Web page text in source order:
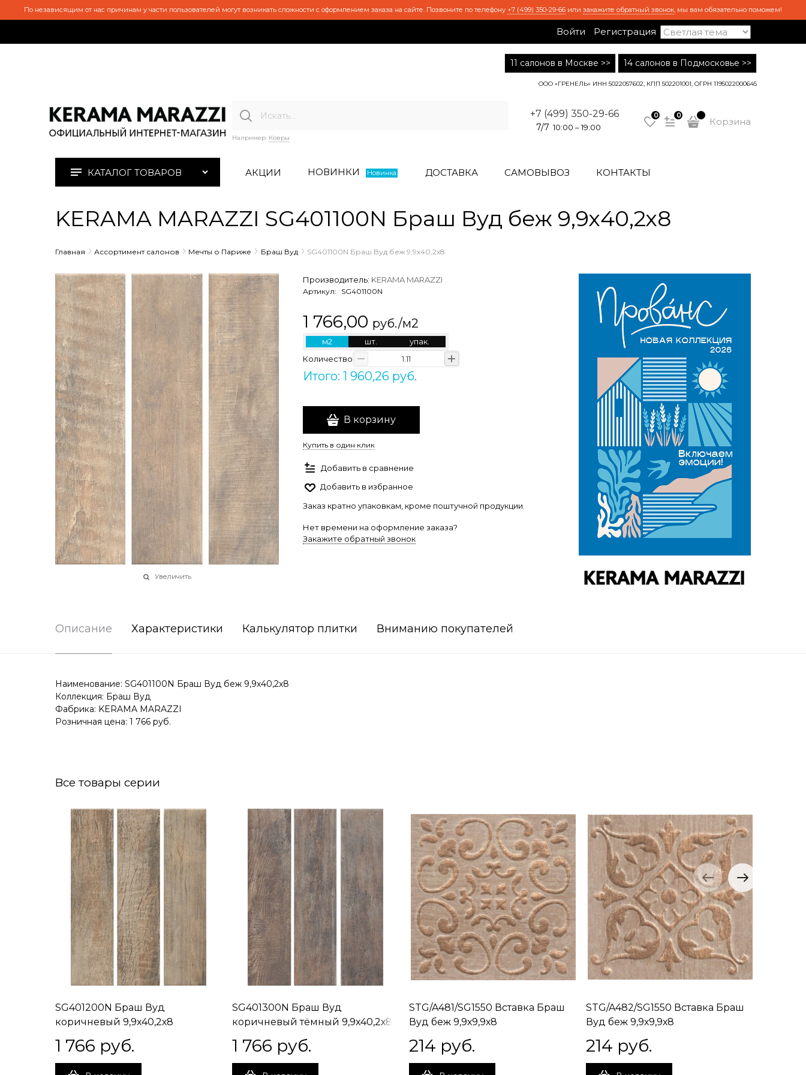
По независящим от нас причинам у части пользователей могут возникать сложности с оформлением заказа на сайте. Позвоните по телефону +7 (499) 350-29-66 или закажите обратный звонок, мы вам обязательно поможем!
Войти Регистрация
11 салонов в Москве >> 14 салонов в Подмосковье >>
ООО «ГРЕНЕЛЬ» ИНН 5022057602, КПП 502201001, ОГРН 1195022000645
Например: Ковры
+7 (499) 350-29-66
7/7 10:00 – 19:00
0 0
Корзина
КАТАЛОГ ТОВАРОВ АКЦИИ НОВИНКИ Новинка ДОСТАВКА САМОВЫВОЗ КОНТАКТЫ
KERAMA MARAZZI SG401100N Браш Вуд беж 9,9х40,2х8
Главная Ассортимент салонов Мечты о Париже Браш Вуд SG401100N Браш Вуд беж 9,9х40,2х8
Увеличить
Производитель: KERAMA MARAZZI
Артикул: SG401100N
1 766,00 руб./м2
м2 шт.
упак.
Количество
Итого: 1 960,26 руб.
В корзину
Купить в один клик
Добавить в сравнение
Добавить в избранное
Заказ кратно упаковкам, кроме поштучной продукции.
Нет времени на оформление заказа?
Закажите обратный звонок
Описание Характеристики Калькулятор плитки Вниманию покупателей
Наименование: SG401100N Браш Вуд беж 9,9х40,2х8
Коллекция: Браш Вуд
Фабрика: KERAMA MARAZZI
Розничная цена: 1 766 руб.
Все товары серии
SG401200N Браш Вуд
коричневый 9,9х40,2х8
1 766 руб.
SG401300N Браш Вуд
коричневый тёмный 9,9х40,2х8
1 766 руб.
STG/A481/SG1550 Вставка Браш
Вуд беж 9,9х9,9х8
214 руб.
STG/A482/SG1550 Вставка Браш
Вуд беж 9,9х9,9х8
214 руб.